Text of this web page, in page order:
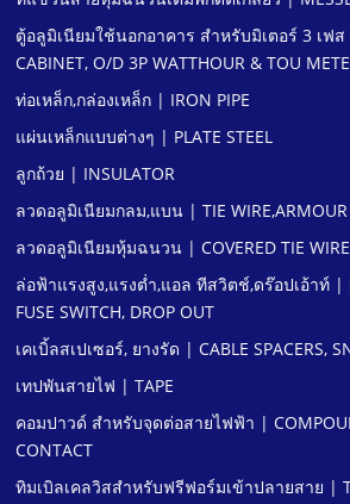
ตู้อลูมิเนียมใช้นอกอาคาร สําหรับมิเตอร์ 3 เฟ
CABINET, O/D 3P WATTHOUR & TOU
ท่อเหล็ก,กล่องเหล็ก | IRON PIPE
แผ่นเหล็กแบบต่างๆ | PLATE STEEL
ลูกถ้วย | INSULATOR
ลวดอลูมิเนียมกลม,แบน | TIE WIRE,ARMOUR
ลวดอลูมิเนียมหุ้มฉนวน | COVERED TIE WIRE
ล่อฟ้าแรงสูง,แรงตํ่า,แอล ทีสวิตช์,ดร๊อปเอ้าท์ |
FUSE SWITCH, DROP OUT
เคเบิ้ลสเปเซอร์, ยางรัด | CABLE SPACERS,
เทปพันสายไฟ | TAPE
คอมปาวด์ สําหรับจุดต่อสายไฟฟ้า |
CONTACT
ทิมเบิลเคลวิสสําหรับฟรีฟอร์มเข้าปลายสาย |